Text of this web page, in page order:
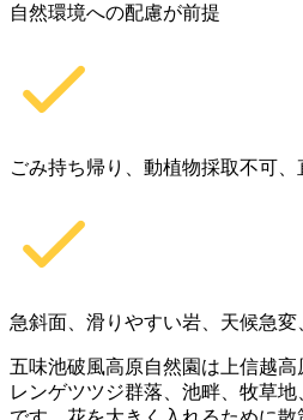
自然環境への配慮が前提
ごみ持ち帰り、動植物採取不可
急斜面、滑りやすい岩、天候急
五味池破風高原自然園は上信越高
レンゲツツジ群落、池畔、牧草